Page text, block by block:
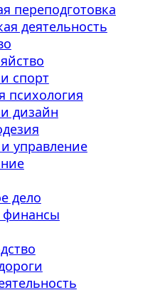
переподготовка
деятельность
спорт
психология
дизайн
управление
дело